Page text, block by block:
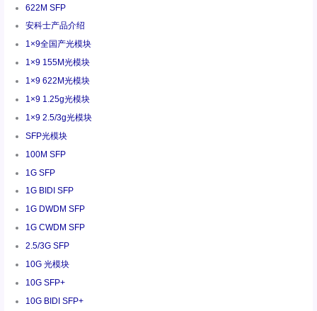
622M SFP
安科士产品介绍
1×9全国产光模块
1×9 155M光模块
1×9 622M光模块
1×9 1.25g光模块
1×9 2.5/3g光模块
SFP光模块
100M SFP
1G SFP
1G BIDI SFP
1G DWDM SFP
1G CWDM SFP
2.5/3G SFP
10G 光模块
10G SFP+
10G BIDI SFP+